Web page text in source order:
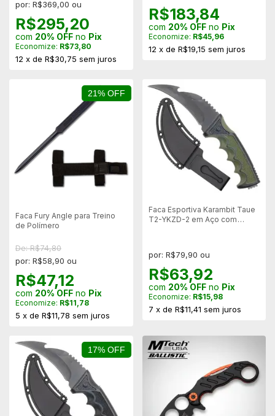
por: R$369,00 ou
R$295,20
com 20% OFF no Pix
Economize: R$73,80
12 x de R$30,75 sem juros
R$183,84
com 20% OFFno Pix
Economize: R$45,96
12 x de R$19,15 sem juros
21% OFF
Faca Fury Angle para Treino
de Polímero
De: R$74,80
por: R$58,90 ou
R$47,12
com 20% OFF no Pix
Economize: R$11,78
5 x de R$11,78 sem juros
Faca Esportiva Karambit Taue
T2-YKZD-2 em Aço com
por: R$79,90 ou
R$63,92
com 20% OFFno Pix
Economize: R$15,98
7 x de R$11,41 sem juros
17% OFF